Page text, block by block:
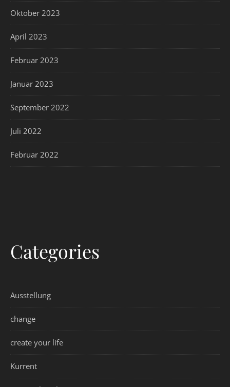
Oktober 2023
April 2023
Februar 2023
Januar 2023
September 2022
Juli 2022
Februar 2022
Categories
Ausstellung
change
create your life
Kurrent